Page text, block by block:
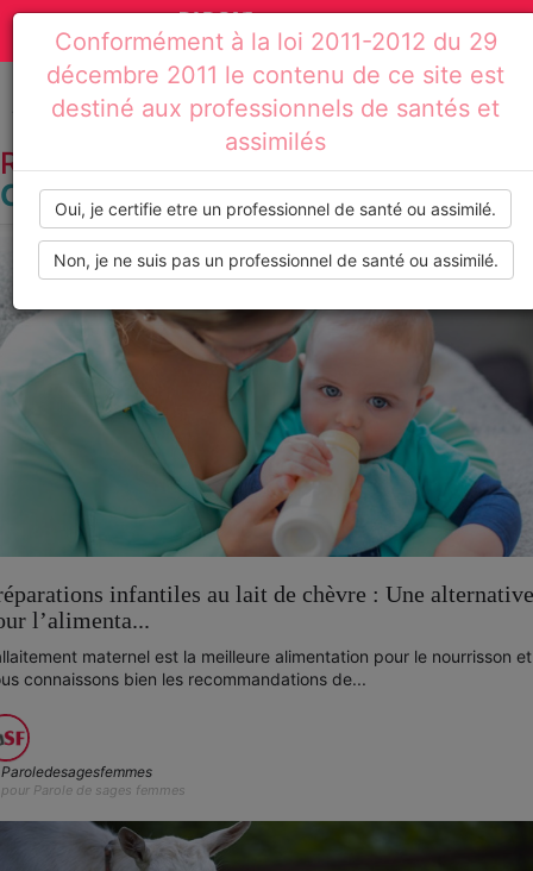
Toggle
navigation
Actualités
médicales,
dossiers
thématiques,
formations,
recommandations
Accueil Résultats de recherche : lait de chèvre
RECHERCHE PAR TAG :LAIT DE
CHÈVRE
infantiles au lait de chèvre : Une alternative
l’alimenta...
maternel est la meilleure alimentation pour le nourrisson et
connaissons bien les recommandations de...
Paroledesagesfemmes
pour Parole de sages femmes
Conformément à la loi 2011-2012 du 29
décembre 2011 le contenu de ce site est
destiné aux professionnels de santés et
assimilés
Oui, je certifie etre un professionnel de santé ou assimilé.
Non, je ne suis pas un professionnel de santé ou assimilé.